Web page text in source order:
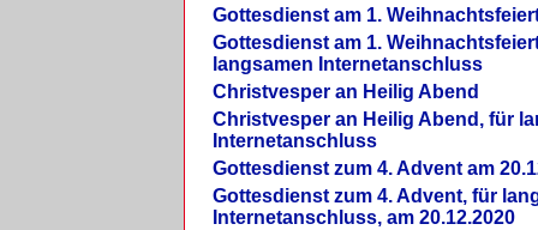
Gottesdienst am 1.
Gottesdienst am 1.
langsamen Internetanschluss
Christvesper an Heilig Abend
Christvesper an Heilig Abend, für
Internetanschluss
Gottesdienst zum 4. Advent am
Gottesdienst zum 4. Advent, für
Internetanschluss, am 20.12.2020